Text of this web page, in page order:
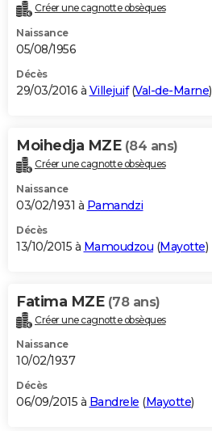
Créer une cagnotte obsèques
Naissance
05/08/1956
Décès
29/03/2016 à Villejuif(Val-de-Marne)
Moihedja MZE (84 ans)
Créer une cagnotte obsèques
Naissance
03/02/1931 à Pamandzi
Décès
13/10/2015 à Mamoudzou (Mayotte)
Fatima MZE (78 ans)
Créer une cagnotte obsèques
Naissance
10/02/1937
Décès
06/09/2015 à Bandrele (Mayotte)